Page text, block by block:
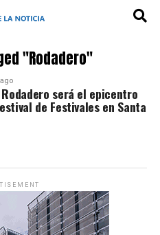
"Rodadero"
Rodadero será el epicentro
de Festivales en Santa